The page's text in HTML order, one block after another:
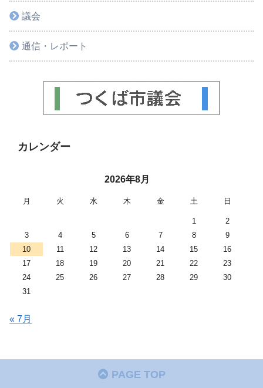
議会
通信・レポート
カレンダー
2026年8月
月 火 水 木 金 土 日
1
2
3
4 5 6 7 8
9
10
11 12 13 14 15
16
17
18 19 20 21 22
23
24
25 26 27 28 29
30
31
« 7月
PAGE TOP